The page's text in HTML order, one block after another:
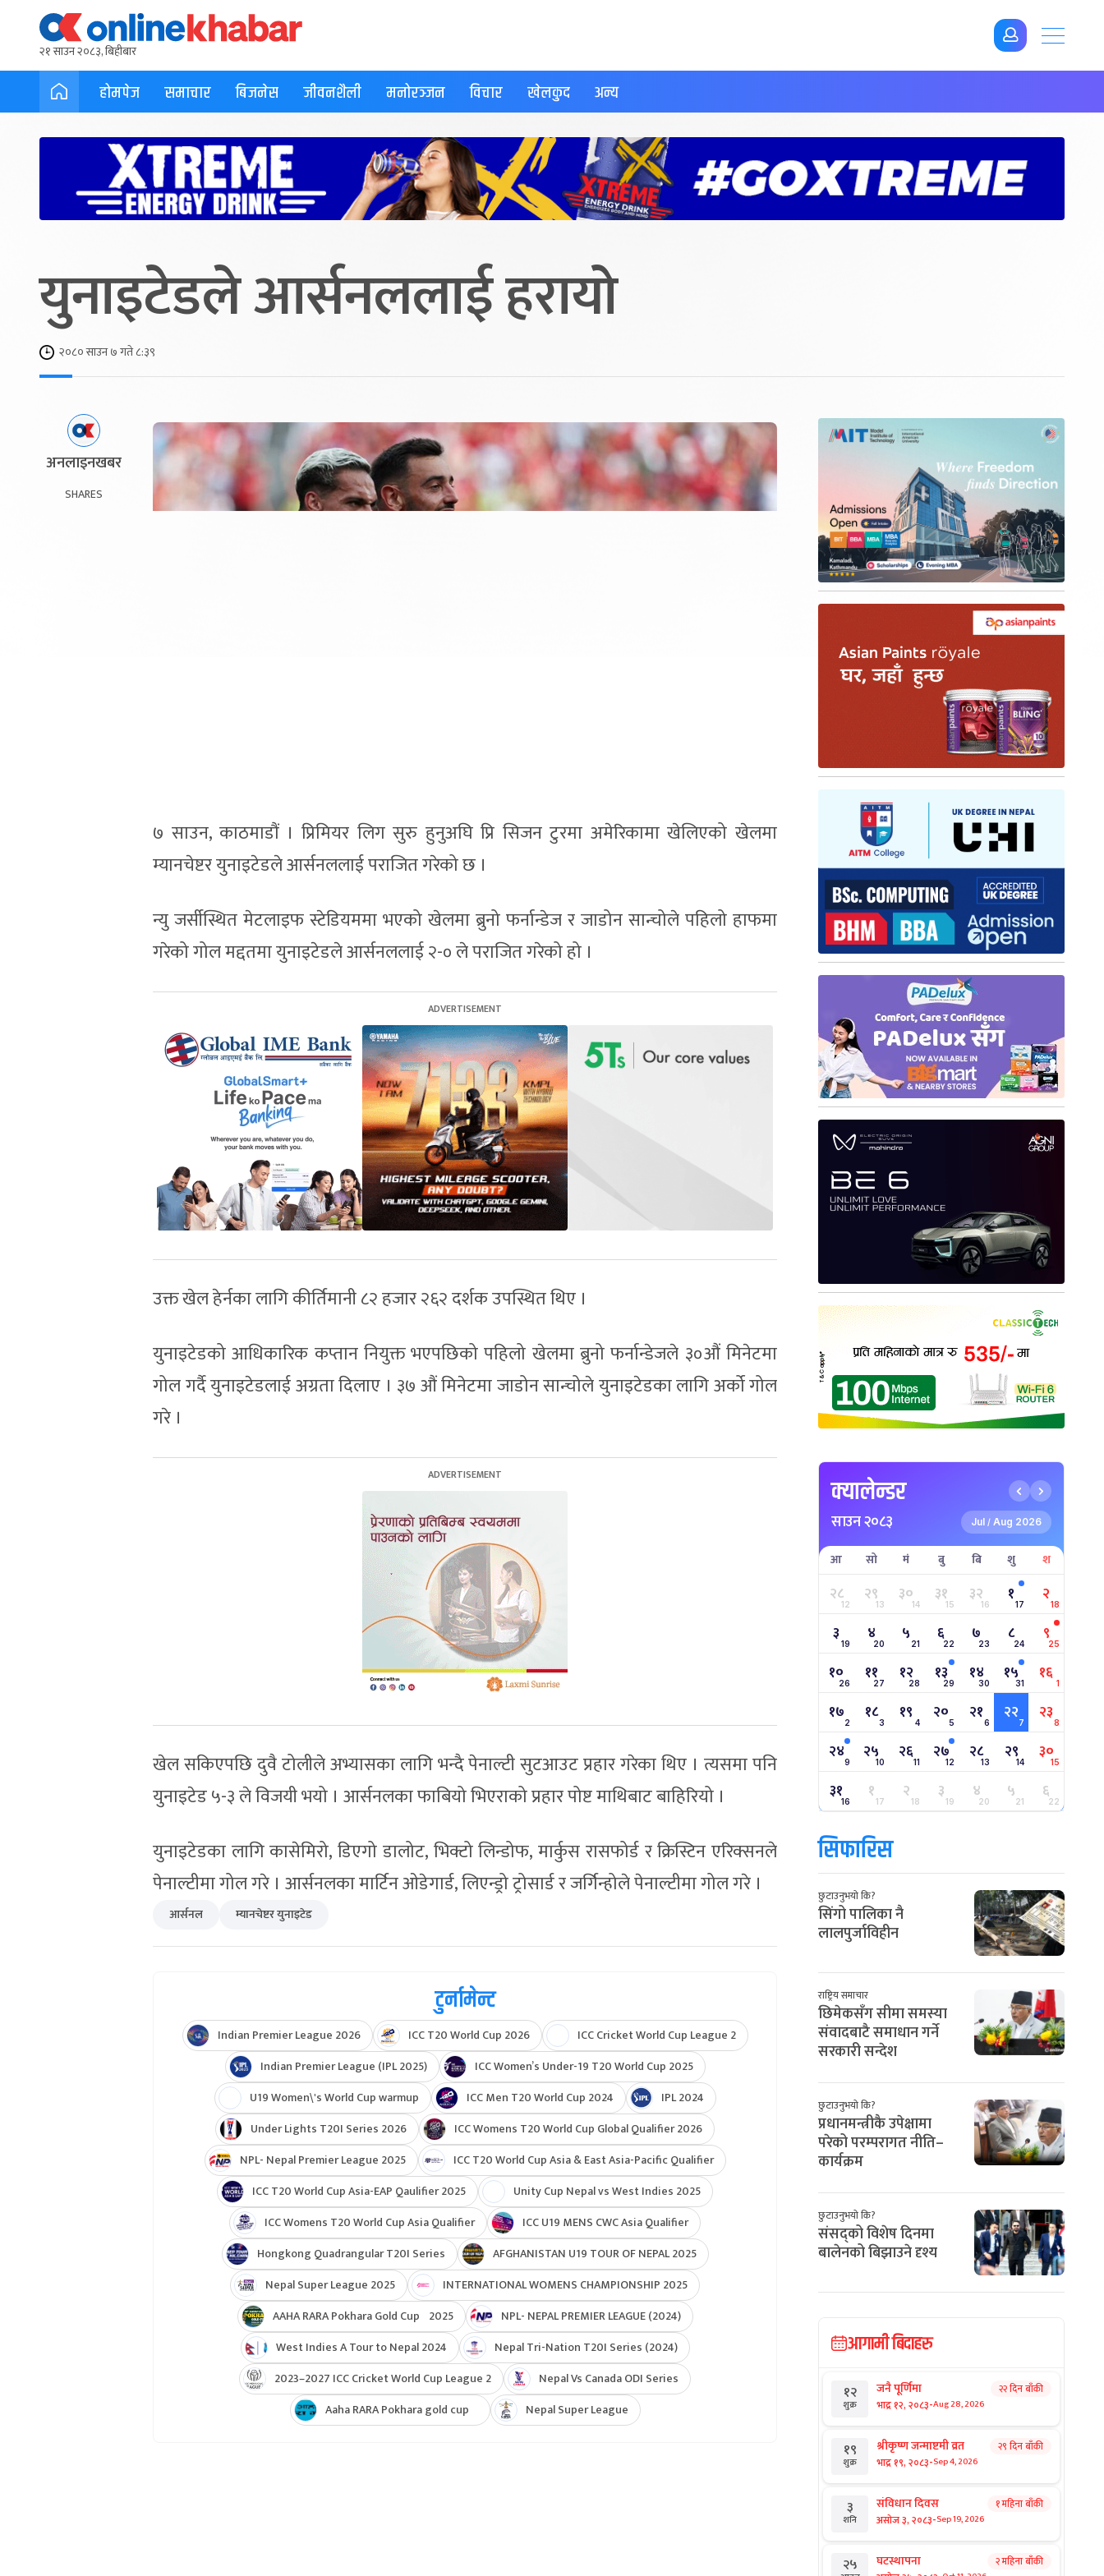
२१ साउन २०८३, बिहीबार
होमपेज समाचार बिजनेस जीवनशैली मनोरञ्जन विचार खेलकुद अन्य
युनाइटेडले आर्सनललाई हरायो
२०८० साउन ७ गते ८:३९
अनलाइनखबर
SHARES
७ साउन, काठमाडौं । प्रिमियर लिग सुरु हुनुअघि प्रि सिजन टुरमा अमेरिकामा खेलिएको खेलमा
म्यानचेष्टर युनाइटेडले आर्सनललाई पराजित गरेको छ ।
न्यु जर्सीस्थित मेटलाइफ स्टेडियममा भएको खेलमा ब्रुनो फर्नान्डेज र जाडोन सान्चोले पहिलो हाफमा
गरेको गोल मद्दतमा युनाइटेडले आर्सनललाई २-० ले पराजित गरेको हो ।
उक्त खेल हेर्नका लागि कीर्तिमानी ८२ हजार २६२ दर्शक उपस्थित थिए ।
युनाइटेडको आधिकारिक कप्तान नियुक्त भएपछिको पहिलो खेलमा ब्रुनो फर्नान्डेजले ३०औं मिनेटमा
गोल गर्दै युनाइटेडलाई अग्रता दिलाए । ३७ औं मिनेटमा जाडोन सान्चोले युनाइटेडका लागि अर्को गोल
गरे ।
खेल सकिएपछि दुवै टोलीले अभ्यासका लागि भन्दै पेनाल्टी सुटआउट प्रहार गरेका थिए । त्यसमा पनि
युनाइटेड ५-३ ले विजयी भयो । आर्सनलका फाबियो भिएराको प्रहार पोष्ट माथिबाट बाहिरियो ।
युनाइटेडका लागि कासेमिरो, डिएगो डालोट, भिक्टो लिन्डोफ, मार्कुस रासफोर्ड र क्रिस्टिन एरिक्सनले
पेनाल्टीमा गोल गरे । आर्सनलका मार्टिन ओडेगार्ड, लिएन्ड्रो ट्रोसार्ड र जर्गिन्होले पेनाल्टीमा गोल गरे ।
आर्सनल म्यानचेष्टर युनाइटेड
टुर्नामेन्ट
Indian Premier League 2026 ICC T20 World Cup 2026
ICC Cricket World Cup League 2
Indian Premier League (IPL 2025)
ICC Women’s Under-19 T20 World Cup 2025
U19 Women\'s World Cup warmup
ICC Men T20 World Cup 2024
IPL 2024
Under Lights T20I Series 2026
ICC Womens T20 World Cup Global Qualifier 2026
NPL- Nepal Premier League 2025
ICC T20 World Cup Asia & East Asia-Pacific Qualifier
ICC T20 World Cup Asia-EAP Qaulifier 2025
Unity Cup Nepal vs West Indies 2025
ICC Womens T20 World Cup Asia Qualifier
ICC U19 MENS CWC Asia Qualifier
Hongkong Quadrangular T20I Series
AFGHANISTAN U19 TOUR OF NEPAL 2025
Nepal Super League 2025
INTERNATIONAL WOMENS CHAMPIONSHIP 2025
AAHA RARA Pokhara Gold Cup 2025
NPL- NEPAL PREMIER LEAGUE (2024)
West Indies A Tour to Nepal 2024
Nepal Tri-Nation T20I Series (2024)
2023–2027 ICC Cricket World Cup League 2
Nepal Vs Canada ODI Series
Aaha RARA Pokhara gold cup
Nepal Super League
क्यालेन्डर
साउन २०८३ Jul / Aug 2026
आ सो मं बु बि शु श
२८12 २९13 ३०14 ३१15 ३२16 १17 २18
३ 19 ४20 ५ 21 ६22 ७23 ८24 ९25
१०26 ११27 १२28 १३29 १४30 १५31 १६ 1
१७2 १८3 १९ 4 २०5 २१6 २२7 २३8
२४9 २५10 २६11 २७12 २८13 २९14 ३०15
३१16 १17 २18 ३19 ४20 ५21 ६22
सिफारिस
छुटाउनुभयो कि?
सिंगो पालिका नै
लालपुर्जाविहीन
राष्ट्रिय समाचार
छिमेकसँग सीमा समस्या
संवादबाटै समाधान गर्ने
सरकारी सन्देश
छुटाउनुभयो कि?
प्रधानमन्त्रीकै उपेक्षामा
परेको परम्परागत नीति–
कार्यक्रम
छुटाउनुभयो कि?
संसद्को विशेष दिनमा
बालेनको बिझाउने दृश्य
आगामी बिदाहरु
१२
शुक्र
जनै पूर्णिमा
भाद्र १२, २०८३-Aug 28, 2026
२२ दिन बाँकी
१९
शुक्र
श्रीकृष्ण जन्माष्टमी व्रत
भाद्र १९, २०८३-Sep 4, 2026
२९ दिन बाँकी
३
शनि
संविधान दिवस
असोज ३, २०८३-Sep 19, 2026
१ महिना बाँकी
२५ घटस्थापना २ महिना बाँकी